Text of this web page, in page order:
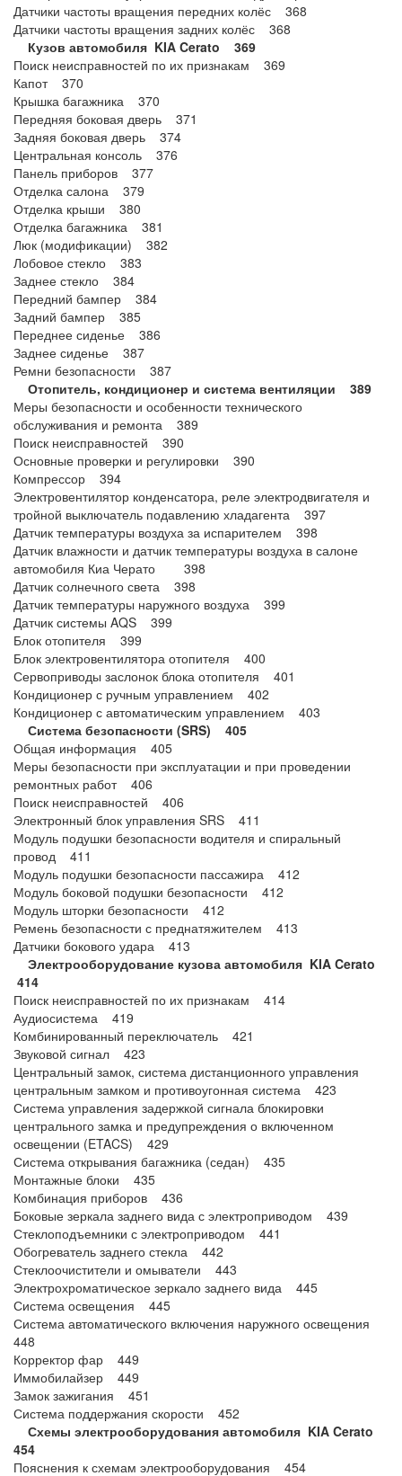
Датчики частоты вращения передних колёс 368
Датчики частоты вращения задних колёс 368
Кузов автомобиля KIA Cerato 369
Поиск неисправностей по их признакам 369
Капот 370
Крышка багажника 370
Передняя боковая дверь 371
Задняя боковая дверь 374
Центральная консоль 376
Панель приборов 377
Отделка салона 379
Отделка крыши 380
Отделка багажника 381
Люк (модификации) 382
Лобовое стекло 383
Заднее стекло 384
Передний бампер 384
Задний бампер 385
Переднее сиденье 386
Заднее сиденье 387
Ремни безопасности 387
Отопитель, кондиционер и система вентиляции 389
Меры безопасности и особенности технического
обслуживания и ремонта 389
Поиск неисправностей 390
Основные проверки и регулировки 390
Компрессор 394
Электровентилятор конденсатора, реле электродвигателя и
тройной выключатель подавлению хладагента 397
Датчик температуры воздуха за испарителем 398
Датчик влажности и датчик температуры воздуха в салоне
автомобиля Киа Черато 398
Датчик солнечного света 398
Датчик температуры наружного воздуха 399
Датчик системы AQS 399
Блок отопителя 399
Блок электровентилятора отопителя 400
Сервоприводы заслонок блока отопителя 401
Кондиционер с ручным управлением 402
Кондиционер с автоматическим управлением 403
Система безопасности (SRS) 405
Общая информация 405
Меры безопасности при эксплуатации и при проведении
ремонтных работ 406
Поиск неисправностей 406
Электронный блок управления SRS 411
Модуль подушки безопасности водителя и спиральный
провод 411
Модуль подушки безопасности пассажира 412
Модуль боковой подушки безопасности 412
Модуль шторки безопасности 412
Ремень безопасности с преднатяжителем 413
Датчики бокового удара 413
Электрооборудование кузова автомобиля KIA Cerato
414
Поиск неисправностей по их признакам 414
Аудиосистема 419
Комбинированный переключатель 421
Звуковой сигнал 423
Центральный замок, система дистанционного управления
центральным замком и противоугонная система 423
Система управления задержкой сигнала блокировки
центрального замка и предупреждения о включенном
освещении (ETACS) 429
Система открывания багажника (седан) 435
Монтажные блоки 435
Комбинация приборов 436
Боковые зеркала заднего вида с электроприводом 439
Стеклоподъемники с электроприводом 441
Обогреватель заднего стекла 442
Стеклоочистители и омыватели 443
Электрохроматическое зеркало заднего вида 445
Система освещения 445
Система автоматического включения наружного освещения
448
Корректор фар 449
Иммобилайзер 449
Замок зажигания 451
Система поддержания скорости 452
Схемы электрооборудования автомобиля KIA Cerato
454
Пояснения к схемам электрооборудования 454